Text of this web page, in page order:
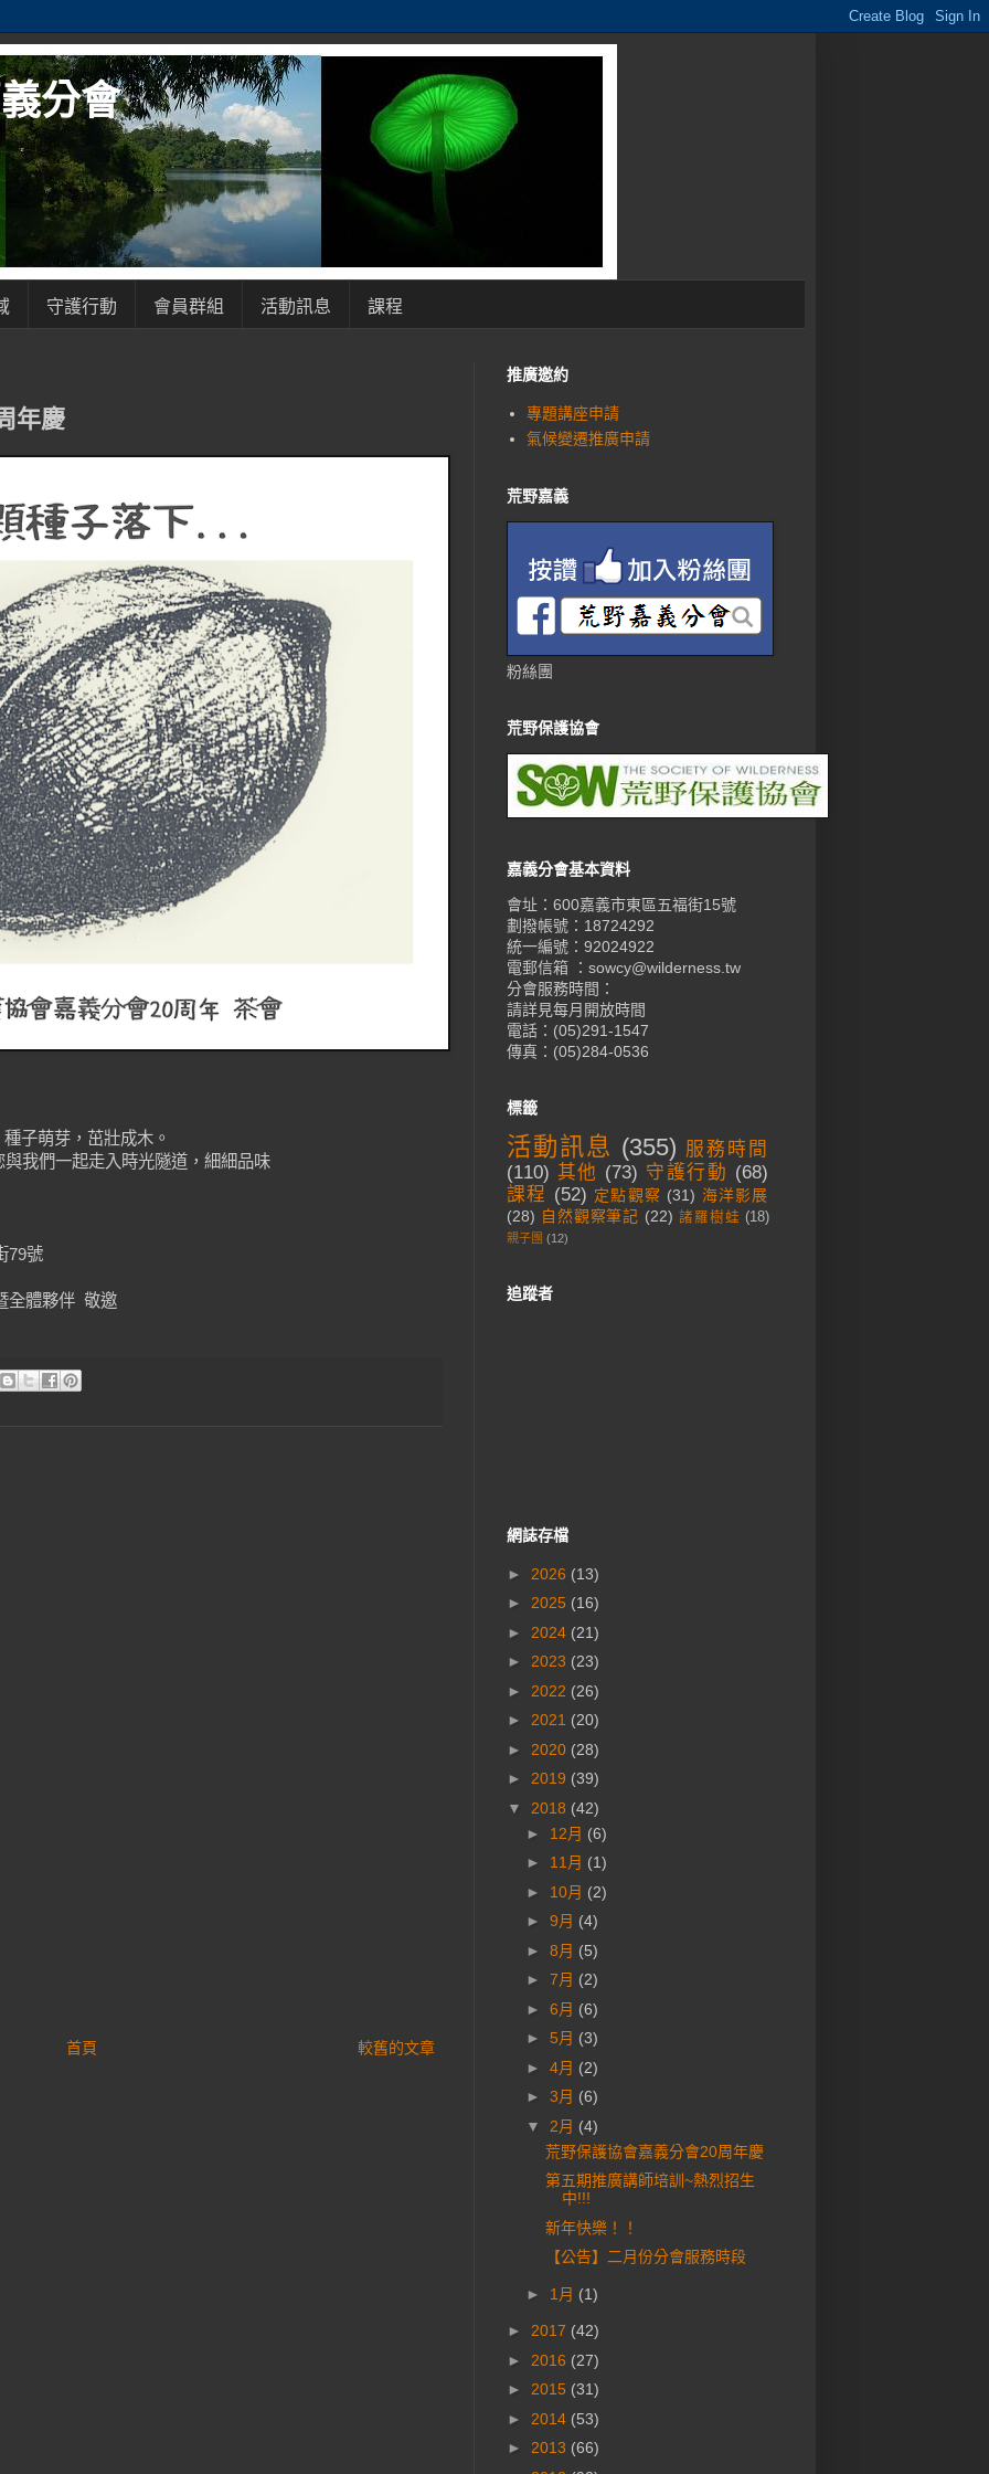
分會
守護行動 會員群組 活動訊息 課程
年慶
子萌芽，茁壯成木。
我們一起走入時光隧道，細細品味
79號
全體夥伴 敬邀
較舊的文章
首頁
推廣邀約
專題講座申請
氣候變遷推廣申請
荒野嘉義
粉絲團
荒野保護協會
嘉義分會基本資料
會址：600嘉義市東區五福街15號
劃撥帳號：18724292
統一編號：92024922
電郵信箱 ：sowcy@wilderness.tw
分會服務時間：
請詳見每月開放時間
電話：(05)291-1547
傳真：(05)284-0536
標籤
活動訊息 (355) 服務時間
(110) 其他 (73) 守護行動 (68)
課程 (52) 定點觀察 (31) 海洋影展
(28) 自然觀察筆記 (22) 諸羅樹蛙 (18)
親子團 (12)
追蹤者
網誌存檔
► 2026 (13)
► 2025 (16)
► 2024 (21)
► 2023 (23)
► 2022 (26)
► 2021 (20)
► 2020 (28)
► 2019 (39)
▼ 2018 (42)
► 12月 (6)
► 11月 (1)
► 10月 (2)
► 9月 (4)
► 8月 (5)
► 7月 (2)
► 6月 (6)
► 5月 (3)
► 4月 (2)
► 3月 (6)
▼ 2月 (4)
荒野保護協會嘉義分會20周年慶
第五期推廣講師培訓~熱烈招生
中!!!
新年快樂！！
【公告】二月份分會服務時段
► 1月 (1)
► 2017 (42)
► 2016 (27)
► 2015 (31)
► 2014 (53)
► 2013 (66)